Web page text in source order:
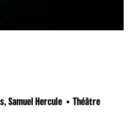
Samuel Hercule
Théâtre